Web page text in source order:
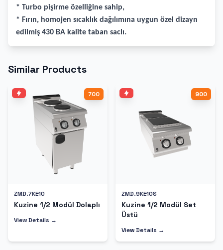
* Turbo pişirme özelliğine sahip,
* Fırın, homojen sıcaklık dağılımına uygun özel dizayn
edilmiş 430 BA kalite taban saclı.
Similar Products
700
ZMD.7KE10
Kuzine 1/2 Modül Dolaplı
View Details →
900
ZMD.9KE10S
Kuzine 1/2 Modül Set
Üstü
View Details →